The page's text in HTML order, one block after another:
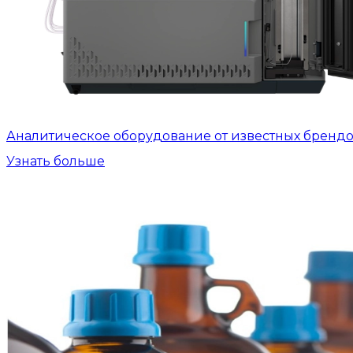
Аналитическое оборудование от известных
Узнать больше